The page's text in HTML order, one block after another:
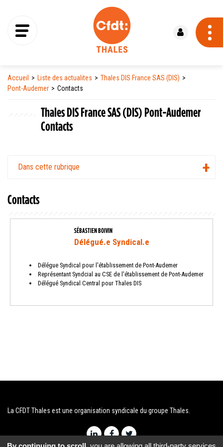
Accueil Liste des actualites
Thales DIS France SAS (DIS)
Pont-Audemer
Contacts
Thales DIS France SAS (DIS) Pont-Audemer
Contacts
Dans cette rubrique
Contacts
SÉBASTIEN BOIVIN
Délégué.e Syndical.e
Délégue Syndical pour l'établissement de Pont-Audemer
Représentant Syndcial au CSE de l'établissement de Pont-Audemer
Délégué Syndical Central pour Thales DIS
La CFDT Thales est une organisation syndicale du groupe Thales.